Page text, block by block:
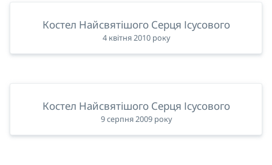
Костел Найсвятішого Серця Ісусового
4 квітня 2010 року
Костел Найсвятішого Серця Ісусового
9 серпня 2009 року